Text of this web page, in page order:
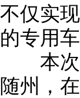
不仅实
的专用
本次
随州，